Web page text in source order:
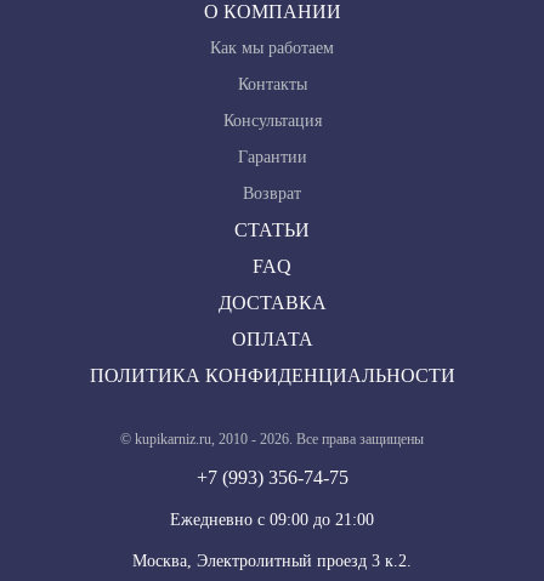
О КОМПАНИИ
Как мы работаем
Контакты
Консультация
Гарантии
Возврат
СТАТЬИ
FAQ
ДОСТАВКА
ОПЛАТА
ПОЛИТИКА КОНФИДЕНЦИАЛЬНОСТИ
© kupikarniz.ru, 2010 - 2026. Все права защищены
+7 (993) 356-74-75
Eжедневно с 09:00 до 21:00
Москва, Электролитный проезд 3 к.2.